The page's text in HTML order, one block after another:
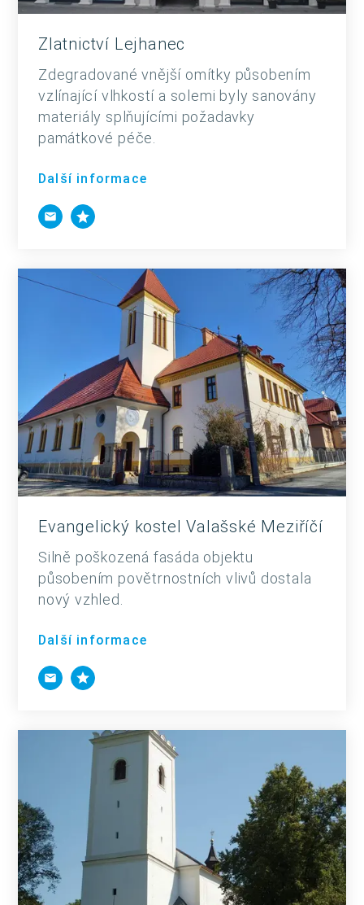
Zlatnictví Lejhanec
Zdegradované vnější omítky působením
vzlínající vlhkostí a solemi byly sanovány
materiály splňujícími požadavky
památkové péče.
Další informace
Evangelický kostel Valašské Meziříčí
Silně poškozená fasáda objektu
působením povětrnostních vlivů dostala
nový vzhled.
Další informace